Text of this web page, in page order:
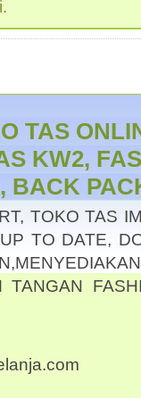
TAS
KW2,
BACK
TOKO TAS
TO DATE,
TANGAN